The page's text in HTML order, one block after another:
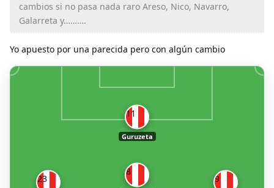
cambios si no pasa nada raro Areso, Nico, Navarro,
Galarreta y……….
Yo apuesto por una parecida pero con algún cambio
23
8
9
11
Guruzeta